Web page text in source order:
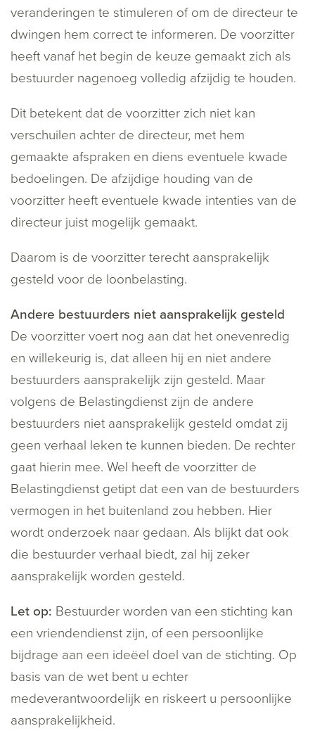
veranderingen te stimuleren of om de directeur te
dwingen hem correct te informeren. De voorzitter
heeft vanaf het begin de keuze gemaakt zich als
bestuurder nagenoeg volledig afzijdig te houden.
Dit betekent dat de voorzitter zich niet kan
verschuilen achter de directeur, met hem
gemaakte afspraken en diens eventuele kwade
bedoelingen. De afzijdige houding van de
voorzitter heeft eventuele kwade intenties van de
directeur juist mogelijk gemaakt.
Daarom is de voorzitter terecht aansprakelijk
gesteld voor de loonbelasting.
Andere bestuurders niet aansprakelijk gesteld
De voorzitter voert nog aan dat het onevenredig
en willekeurig is, dat alleen hij en niet andere
bestuurders aansprakelijk zijn gesteld. Maar
volgens de Belastingdienst zijn de andere
bestuurders niet aansprakelijk gesteld omdat zij
geen verhaal leken te kunnen bieden. De rechter
gaat hierin mee. Wel heeft de voorzitter de
Belastingdienst getipt dat een van de bestuurders
vermogen in het buitenland zou hebben. Hier
wordt onderzoek naar gedaan. Als blijkt dat ook
die bestuurder verhaal biedt, zal hij zeker
aansprakelijk worden gesteld.
Let op: Bestuurder worden van een stichting kan
een vriendendienst zijn, of een persoonlijke
bijdrage aan een ideëel doel van de stichting. Op
basis van de wet bent u echter
medeverantwoordelijk en riskeert u persoonlijke
aansprakelijkheid.